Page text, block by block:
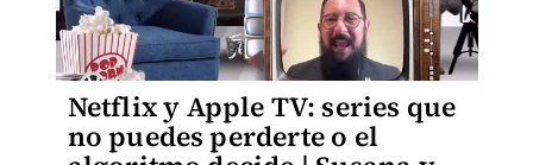
Netflix y Apple TV: series que
no puedes perderte o el